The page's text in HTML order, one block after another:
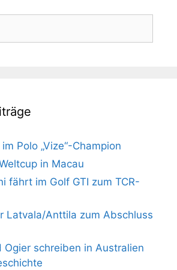
Polo „Vize“-Champion
in Macau
fährt im Golf GTI zum TCR-
Latvala/Anttila zum Abschluss
Ogier schreiben in Australien